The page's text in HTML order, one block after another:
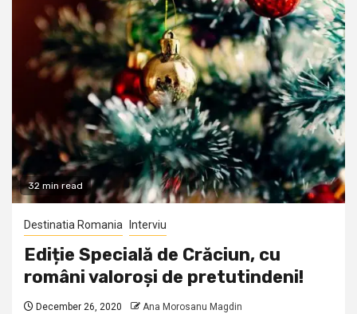
32 min read
Destinatia Romania Interviu
Ediție Specială de Crăciun, cu
români valoroși de pretutindeni!
December 26, 2020 Ana Morosanu Magdin